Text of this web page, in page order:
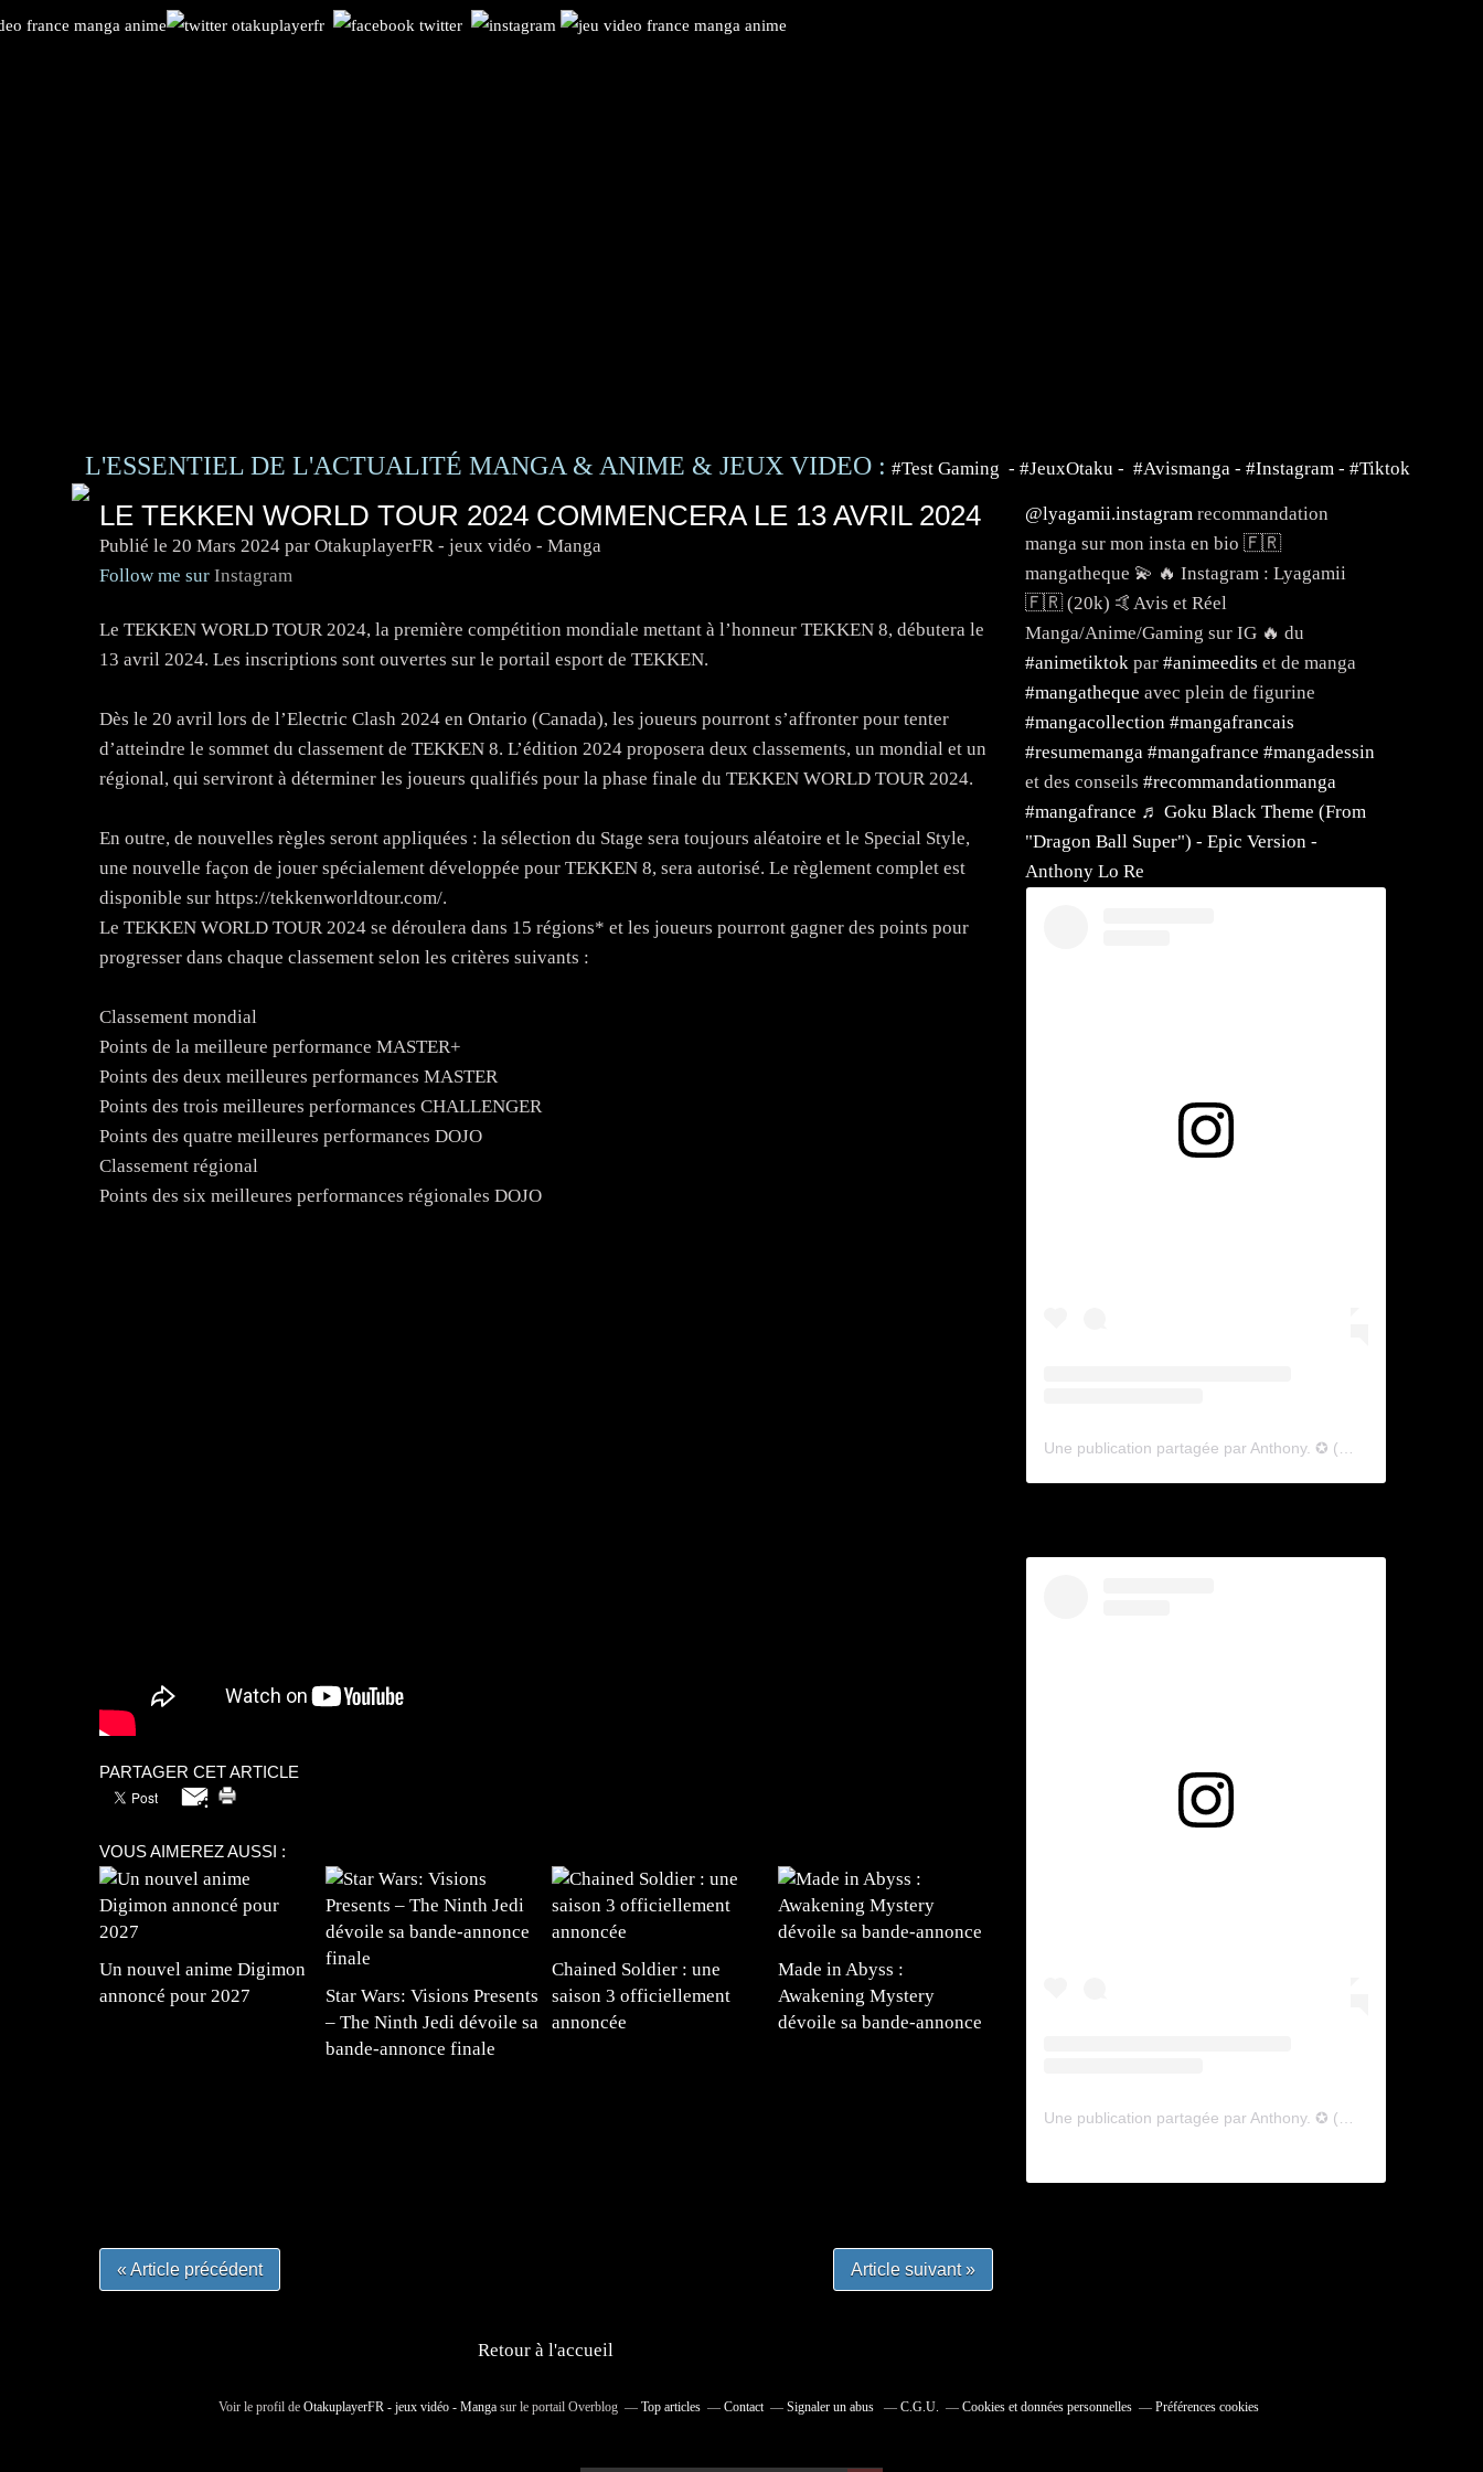
L'ESSENTIEL DE L'ACTUALITÉ MANGA & ANIME & JEUX VIDEO : #Test Gaming - #JeuxOtaku - #Avismanga - #Instagram - #Tiktok
LE TEKKEN WORLD TOUR 2024 COMMENCERA LE 13 AVRIL 2024
Publié le 20 Mars 2024par OtakuplayerFR - jeux vidéo - Manga
Follow me sur Instagram
Le TEKKEN WORLD TOUR 2024, la première compétition mondiale mettant à l’honneur TEKKEN 8, débutera le
13 avril 2024. Les inscriptions sont ouvertes sur le portail esport de TEKKEN.
Dès le 20 avril lors de l’Electric Clash 2024 en Ontario (Canada), les joueurs pourront s’affronter pour tenter
d’atteindre le sommet du classement de TEKKEN 8. L’édition 2024 proposera deux classements, un mondial et un
régional, qui serviront à déterminer les joueurs qualifiés pour la phase finale du TEKKEN WORLD TOUR 2024.
En outre, de nouvelles règles seront appliquées : la sélection du Stage sera toujours aléatoire et le Special Style,
une nouvelle façon de jouer spécialement développée pour TEKKEN 8, sera autorisé. Le règlement complet est
disponible sur https://tekkenworldtour.com/.
Le TEKKEN WORLD TOUR 2024 se déroulera dans 15 régions* et les joueurs pourront gagner des points pour
progresser dans chaque classement selon les critères suivants :
Classement mondial
Points de la meilleure performance MASTER+
Points des deux meilleures performances MASTER
Points des trois meilleures performances CHALLENGER
Points des quatre meilleures performances DOJO
Classement régional
Points des six meilleures performances régionales DOJO
PARTAGER CET ARTICLE
VOUS AIMEREZ AUSSI :
Un nouvel anime Digimon
annoncé pour 2027
Star Wars: Visions Presents
– The Ninth Jedi dévoile sa
bande-annonce finale
Chained Soldier : une
saison 3 officiellement
annoncée
Made in Abyss :
Awakening Mystery
dévoile sa bande-annonce
« Article précédent Article suivant »
Retour à l'accueil
@lyagamii.instagram recommandation
manga sur mon insta en bio 🇫🇷
mangatheque 💫 🔥 Instagram : Lyagamii
🇫🇷 (20k) 🤙Avis et Réel
Manga/Anime/Gaming sur IG 🔥 du
#animetiktok par #animeedits et de manga
#mangatheque avec plein de figurine
#mangacollection #mangafrancais
#resumemanga #mangafrance #mangadessin
et des conseils #recommandationmanga
#mangafrance ♬ Goku Black Theme (From
"Dragon Ball Super") - Epic Version -
Anthony Lo Re
Une publication partagée par Anthony. ✪ (@lyagamii)
Voir le profil de OtakuplayerFR - jeux vidéo - Mangasur le portail Overblog Top articles Contact Signaler un abus C.G.U. Cookies et données personnelles Préférences cookies